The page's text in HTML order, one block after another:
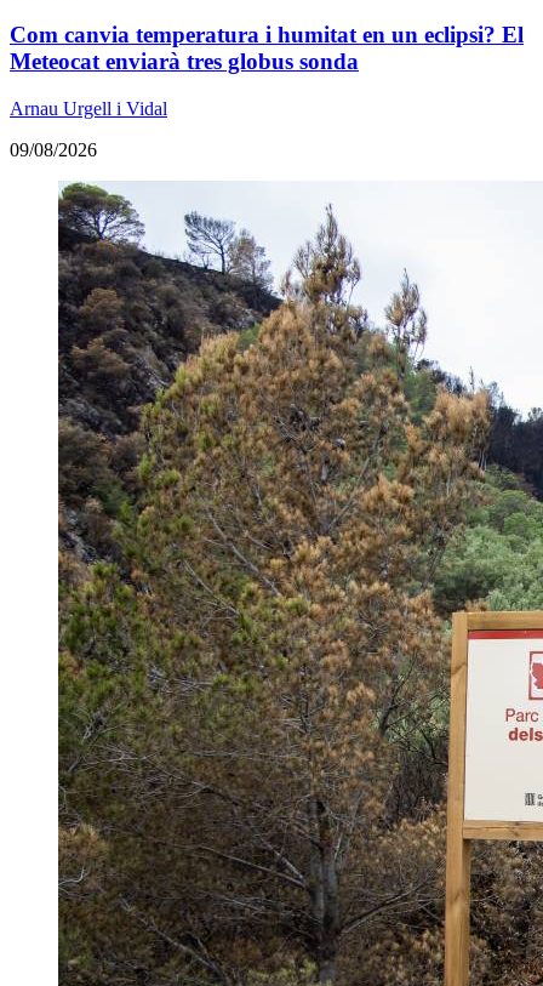
Com canvia temperatura i humitat en un eclipsi? El
Meteocat enviarà tres globus sonda
Arnau Urgell i Vidal
09/08/2026